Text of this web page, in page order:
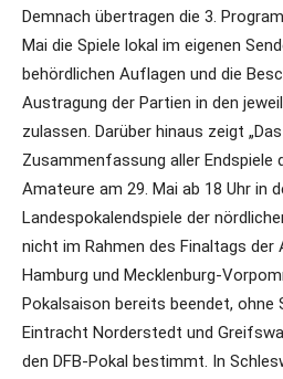
Demnach übertragen die 3.
Mai die Spiele lokal im eigenen
behördlichen Auflagen und die
Austragung der Partien in den
zulassen. Darüber hinaus zeigt
Zusammenfassung aller Endspiele
Amateure am 29. Mai ab 18 Uhr in
Landespokalendspiele der
nicht im Rahmen des Finaltags
Hamburg und Mecklenburg-
Pokalsaison bereits beendet, ohne
Eintracht Norderstedt und
den DFB-Pokal bestimmt. In